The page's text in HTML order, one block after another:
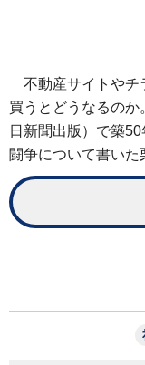
不動産サイトやチ
買うとどうなるの
日新聞出版）で築
闘争について書い